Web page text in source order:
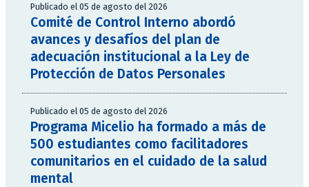
Publicado el 05 de agosto del 2026
Comité de Control Interno abordó
avances y desafíos del plan de
adecuación institucional a la Ley de
Protección de Datos Personales
Publicado el 05 de agosto del 2026
Programa Micelio ha formado a más de
500 estudiantes como facilitadores
comunitarios en el cuidado de la salud
mental